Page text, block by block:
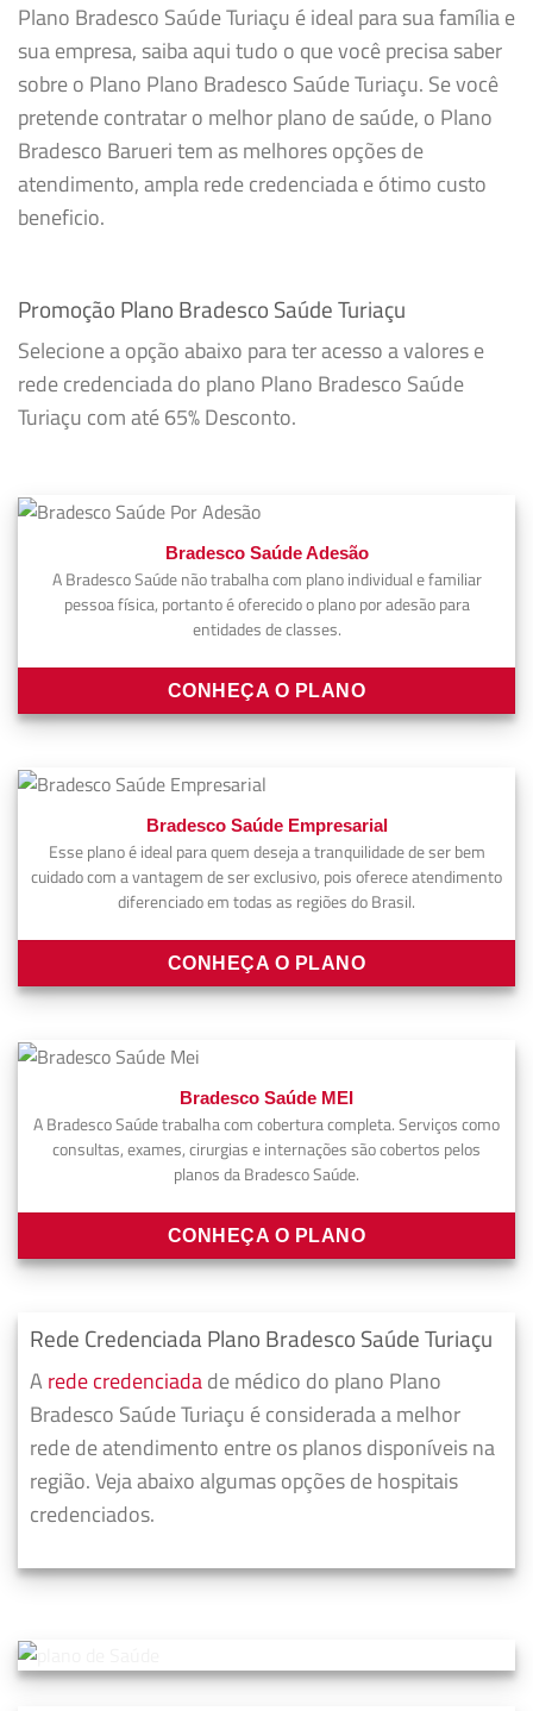
Plano Bradesco Saúde Turiaçu é ideal para sua família e
sua empresa, saiba aqui tudo o que você precisa saber
sobre o Plano Plano Bradesco Saúde Turiaçu. Se você
pretende contratar o melhor plano de saúde, o Plano
Bradesco Barueri tem as melhores opções de
atendimento, ampla rede credenciada e ótimo custo
beneficio.
Promoção Plano Bradesco Saúde Turiaçu
Selecione a opção abaixo para ter acesso a valores e
rede credenciada do plano Plano Bradesco Saúde
Turiaçu com até 65% Desconto.
Bradesco Saúde Adesão
A Bradesco Saúde não trabalha com plano individual e familiar
pessoa física, portanto é oferecido o plano por adesão para
entidades de classes.
CONHEÇA O PLANO
Bradesco Saúde Empresarial
Esse plano é ideal para quem deseja a tranquilidade de ser bem
cuidado com a vantagem de ser exclusivo, pois oferece atendimento
diferenciado em todas as regiões do Brasil.
CONHEÇA O PLANO
Bradesco Saúde MEI
A Bradesco Saúde trabalha com cobertura completa. Serviços como
consultas, exames, cirurgias e internações são cobertos pelos
planos da Bradesco Saúde.
CONHEÇA O PLANO
Rede Credenciada Plano Bradesco Saúde Turiaçu
A rede credenciadade médico do plano Plano
Bradesco Saúde Turiaçu é considerada a melhor
rede de atendimento entre os planos disponíveis na
região. Veja abaixo algumas opções de hospitais
credenciados.